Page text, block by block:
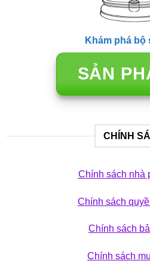
Khám phá bộ
SẢN
CHÍNH
Chính sách nhà
Chính sách
Chính sách
Chính sách